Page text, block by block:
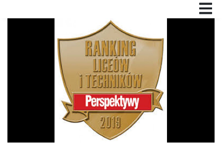
ŚW. JÓZEF KALASANCJUSZ
GDZIE JESTEŚMY?
ZDJĘCIA